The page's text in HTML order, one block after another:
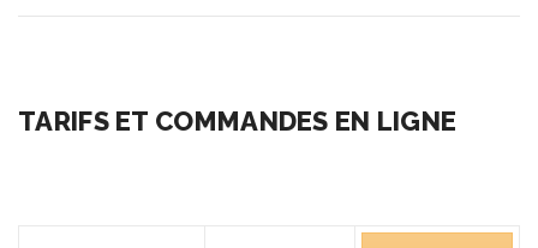
TARIFS ET COMMANDES EN LIGNE